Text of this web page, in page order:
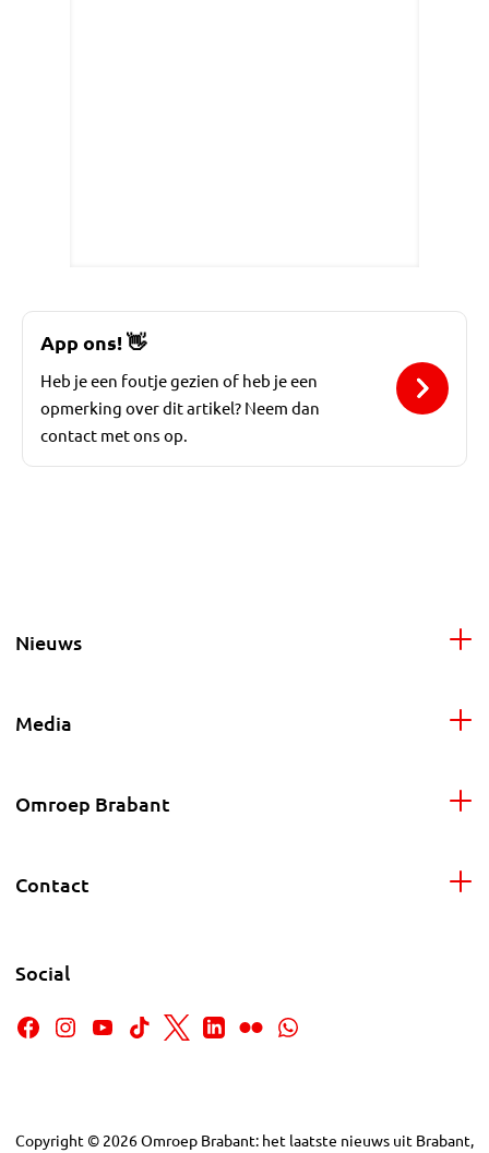
App ons! 👋
Heb je een foutje gezien of heb je een
opmerking over dit artikel? Neem dan
contact met ons op.
Nieuws
Media
Omroep Brabant
Contact
Social
Copyright © 2026Omroep Brabant: het laatste nieuws uit Brabant,